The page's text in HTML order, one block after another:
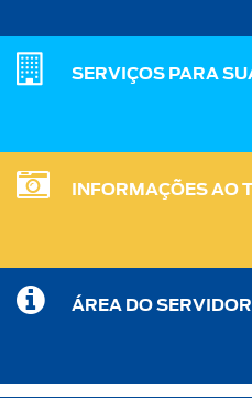
SERVIÇOS PARA
INFORMAÇÕES AO
ÁREA DO